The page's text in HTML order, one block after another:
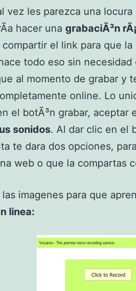
vez les parezca una
hacer una grabaciÃ³n
el link para que
todo eso sin
al momento de grabar y
online. Lo
el botÃ³n grabar, aceptar
sonidos. Al dar clic en el
te dara dos opciones,
web o que la compartas
imagenes para que
linea: